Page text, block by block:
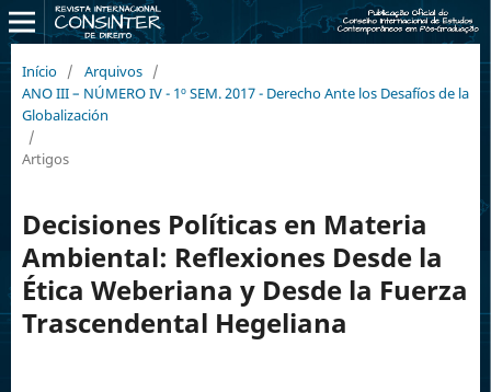
Início / Arquivos /
ANO III – NÚMERO IV - 1º SEM. 2017 - Derecho Ante los Desafíos de la
Globalización
/
Artigos
Decisiones Políticas en Materia
Ambiental: Reflexiones Desde la
Ética Weberiana y Desde la Fuerza
Trascendental Hegeliana